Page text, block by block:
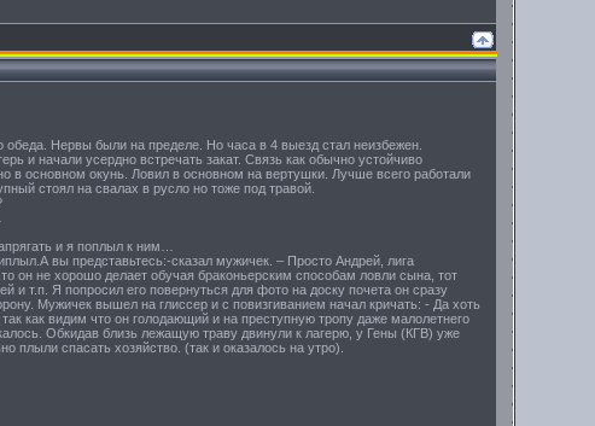
Нервы были на пределе. Но часа в 4 выезд стал неизбежен.
и начали усердно встречать закат. Связь как обычно устойчиво
в основном окунь. Ловил в основном на вертушки. Лучше всего работали
стоял на свалах в русло но тоже под травой.
и я поплыл к ним…
вы представьтесь:-сказал мужичек. – Просто Андрей, лига
он не хорошо делает обучая браконьерским способам ловли сына, тот
и т.п. Я попросил его повернуться для фото на доску почета он сразу
Мужичек вышел на глиссер и с повизгиванием начал кричать: - Да хоть
как видим что он голодающий и на преступную тропу даже малолетнего
Обкидав близь лежащую траву двинули к лагерю, у Гены (КГВ) уже
спасать хозяйство. (так и оказалось на утро).